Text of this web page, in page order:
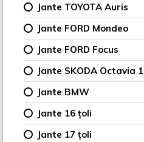
Jante TOYOTA Auris
Jante FORD Mondeo
Jante FORD Focus
Jante SKODA Octavia 1
Jante BMW
Jante 16 țoli
Jante 17 țoli